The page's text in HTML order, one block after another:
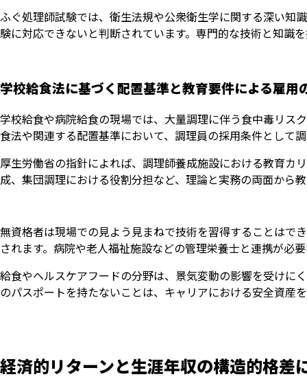
ふぐ処理師試験では、衛生法規や公衆衛生学に関する深い知
験に対応できないと判断されています。専門的な技術と知識
学校給食法に基づく配置基準と教育要件による雇用
学校給食や病院給食の現場では、大量調理に伴う食中毒リス
食法や関連する配置基準において、調理員の採用条件として
厚生労働省の指針によれば、調理師養成施設における教育カ
成、集団調理における役割分担など、理論と実務の両面から
無資格者は現場での見よう見まねで技術を習得することはで
されます。病院や老人福祉施設などの管理栄養士と連携が必
給食やヘルスケアフードの分野は、景気変動の影響を受けに
のパスポートを持たないことは、キャリアにおける安全資産
経済的リターンと生涯年収の構造的格差